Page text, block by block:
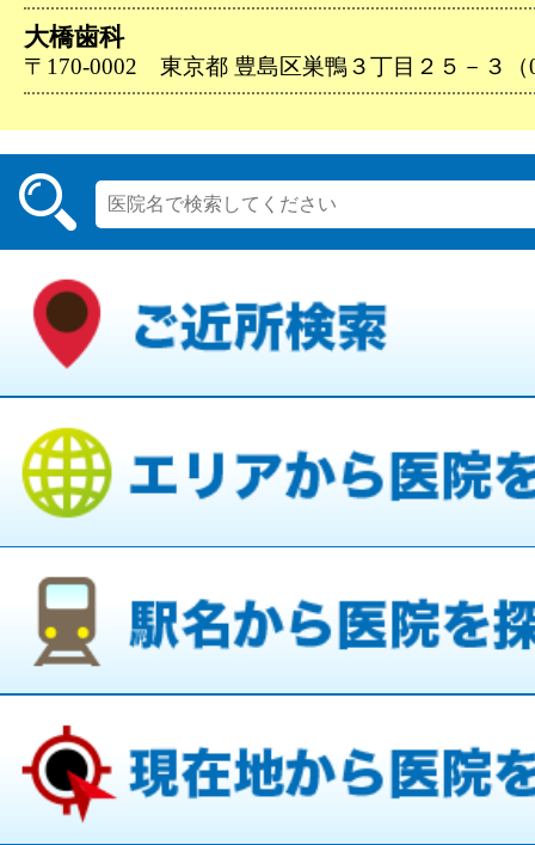
大橋歯科
〒170-0002 東京都 豊島区巣鴨３丁目２５－３（